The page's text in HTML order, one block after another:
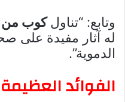
وتابع: “تناولكوب من
له آثار مفيدة على
الدموية”.
الفوائد